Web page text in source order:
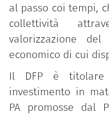
al passo coi tempi,
collettività
valorizzazione
economico di cui
Il DFP è
investimento in
PA promosse dal